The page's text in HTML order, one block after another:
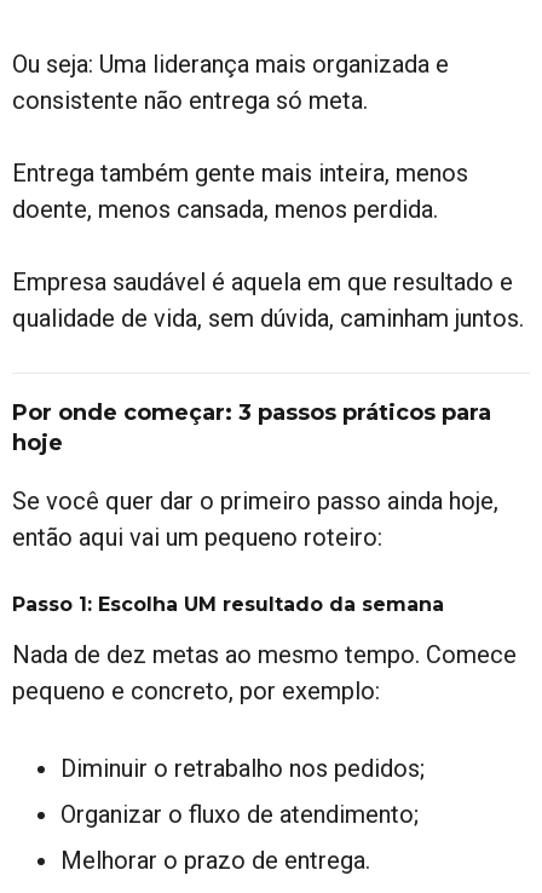
Ou seja: Uma liderança mais organizada e
consistente não entrega só meta.
Entrega também gente mais inteira, menos
doente, menos cansada, menos perdida.
Empresa saudável é aquela em que resultado e
qualidade de vida, sem dúvida, caminham juntos.
Por onde começar: 3 passos práticos para
hoje
Se você quer dar o primeiro passo ainda hoje,
então aqui vai um pequeno roteiro:
Passo 1: Escolha UM resultado da semana
Nada de dez metas ao mesmo tempo. Comece
pequeno e concreto, por exemplo:
Diminuir o retrabalho nos pedidos;
Organizar o fluxo de atendimento;
Melhorar o prazo de entrega.